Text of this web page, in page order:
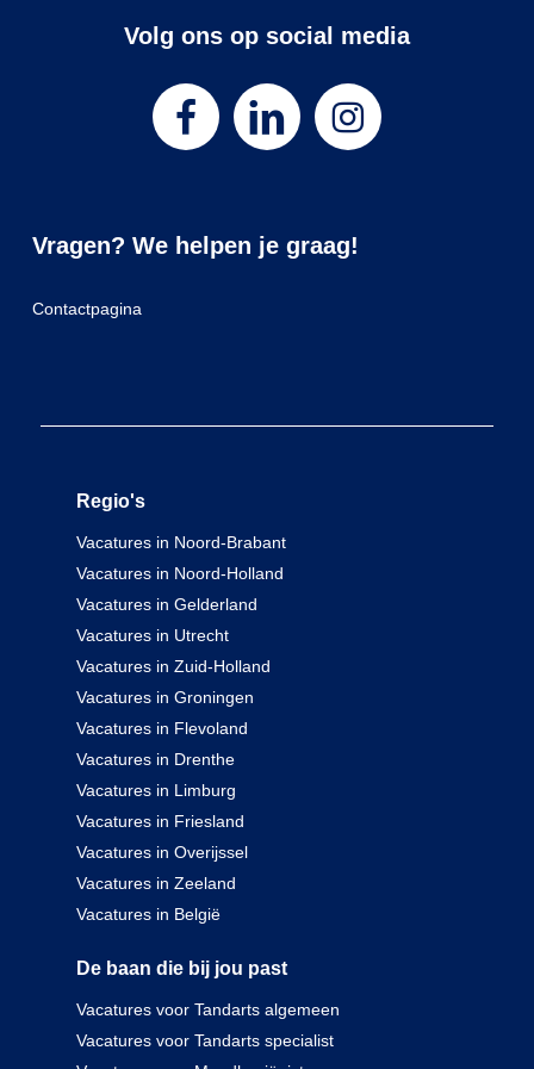
Volg ons op social media
Vragen? We helpen je graag!
Contactpagina
Regio's
Vacatures in Noord-Brabant
Vacatures in Noord-Holland
Vacatures in Gelderland
Vacatures in Utrecht
Vacatures in Zuid-Holland
Vacatures in Groningen
Vacatures in Flevoland
Vacatures in Drenthe
Vacatures in Limburg
Vacatures in Friesland
Vacatures in Overijssel
Vacatures in Zeeland
Vacatures in België
De baan die bij jou past
Vacatures voor Tandarts algemeen
Vacatures voor Tandarts specialist